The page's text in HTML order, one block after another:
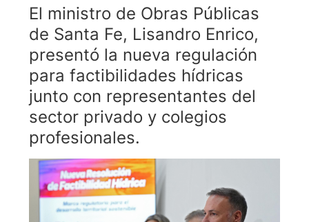
El ministro de Obras Públicas
de Santa Fe, Lisandro Enrico,
presentó la nueva regulación
para factibilidades hídricas
junto con representantes del
sector privado y colegios
profesionales.